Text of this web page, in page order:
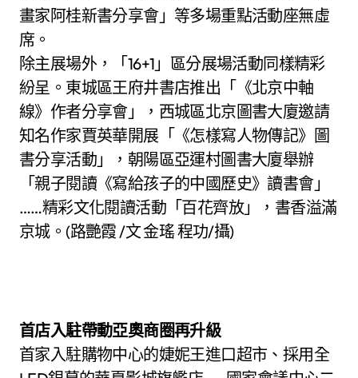
畫家阿桂新書分享會」等多場重點活動座無虛
席。
除主展場外，「16+1」區分展場活動同樣精彩
紛呈。東城區王府井書店推出「《北京中軸
線》作者分享會」，西城區北京圖書大廈邀請
知名作家賈英華開展「《怎樣寫人物傳記》圖
書分享活動」，朝陽區亞運村圖書大廈舉辦
「親子閱讀《寫給孩子的中國歷史》讀書會」
……精彩文化閱讀活動「百花齊放」，書香溢滿
京城。(路艷霞 /文 金瑤 程功/攝)
首店入駐帶動亞奧商圈再升級
首家入駐購物中心的婕妮王進口超市、採用全